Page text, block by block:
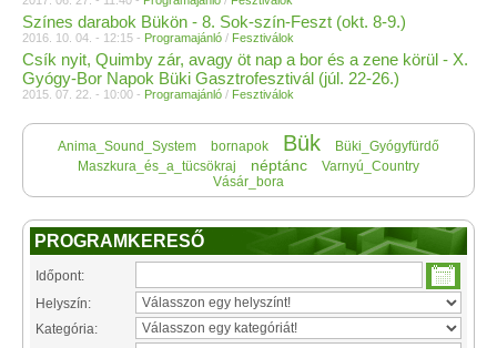
Színes darabok Bükön - 8. Sok-szín-Feszt (okt. 8-9.)
2016. 10. 04. - 12:15 - Programajánló / Fesztiválok
Csík nyit, Quimby zár, avagy öt nap a bor és a zene körül - X.
Gyógy-Bor Napok Büki Gasztrofesztivál (júl. 22-26.)
2015. 07. 22. - 10:00 - Programajánló / Fesztiválok
Anima_Sound_System bornapok Bük
Büki_Gyógyfürdő
Maszkura_és_a_tücsökraj
néptánc
Varnyú_Country
Vásár_bora
PROGRAMKERESŐ
Időpont:
Helyszín:
Kategória: